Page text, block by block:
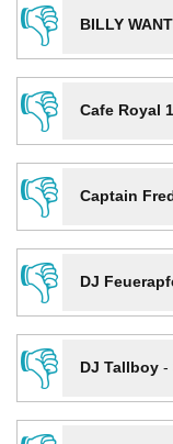
👎
BILLY
👎
Cafe Royal
👎
Captain
👎
DJ
👎
DJ Tallboy-